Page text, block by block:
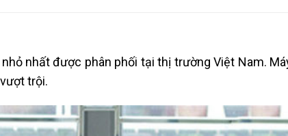
nhất được phân phối tại thị trường Việt Nam.
trội.